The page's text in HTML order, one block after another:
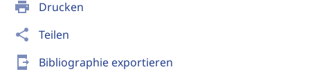
print Drucken
share Teilen
send_to_mobile Bibliographie exportieren